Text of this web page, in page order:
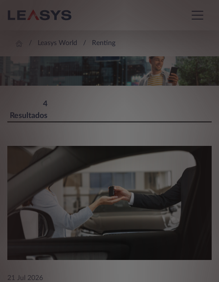
Leasys World Renting
LEASYS WORLD
4
Resultados
21 Jul 2026